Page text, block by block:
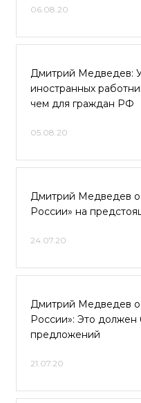
06.08.20
Дмитрий Медведев:
иностранных
чем для граждан РФ
05.08.20
Дмитрий Медведев
России» на
24.07.20
Дмитрий Медведев
России»: Это должен
предложений
21.07.20